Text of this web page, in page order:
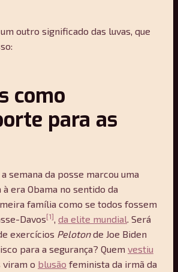
outro significado das luvas, que
como
para as
semana da posse marcou uma
era Obama no sentido da
família como se todos fossem
Davos[1] da elite mundial . Será
exercícios Pelotonde Joe Biden
para a segurança? Quem vestiu
viram o blusão feminista da irmã da